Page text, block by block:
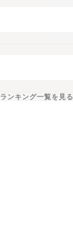
ランキング一覧を見る